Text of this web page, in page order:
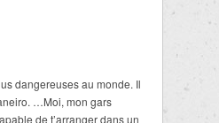
dangereuses au monde. Il
…Moi, mon gars
de t’arranger dans un